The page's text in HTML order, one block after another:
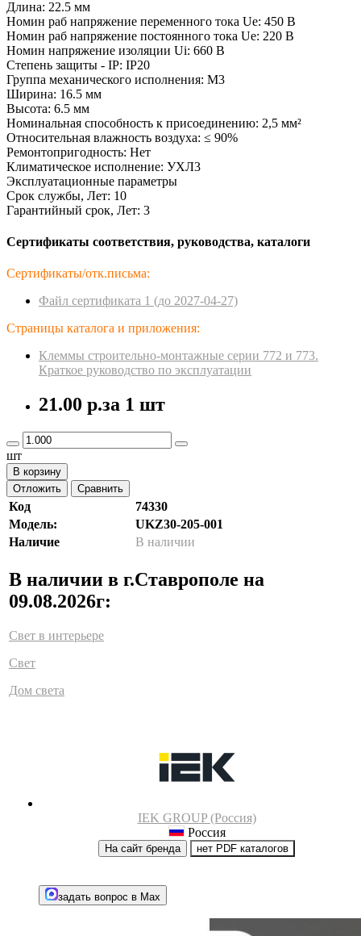
Длина: 22.5 мм
Номин раб напряжение переменного тока Ue: 450 В
Номин раб напряжение постоянного тока Ue: 220 В
Номин напряжение изоляции Ui: 660 В
Степень защиты - IP: IP20
Группа механического исполнения: М3
Ширина: 16.5 мм
Высота: 6.5 мм
Номинальная способность к присоединению: 2,5 мм²
Относительная влажность воздуха: ≤ 90%
Ремонтопригодность: Нет
Климатическое исполнение: УХЛ3
Эксплуатационные параметры
Срок службы, Лет: 10
Гарантийный срок, Лет: 3
Сертификаты соответствия, руководства, каталоги
Сертификаты/отк.письма:
Файл сертификата 1 (до 2027-04-27)
Страницы каталога и приложения:
Клеммы строительно-монтажные серии 772 и 773.
Краткое руководство по эксплуатации
21.00 р.за 1 шт
шт
В корзину
Отложить
Сравнить
Код
74330
Модель:
UKZ30-205-001
Наличие
В наличии
В наличии в г.Ставрополе на
09.08.2026г:
Свет в интерьере
Свет
Дом света
IEK GROUP (Россия)
Россия
На сайт бренда нет PDF каталогов
задать вопрос в Max